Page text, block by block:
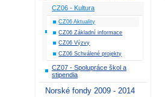
CZ06 - Kultura
CZ06 Aktuality
CZ06 Základní informace
CZ06 Výzvy
CZ06 Schválené projekty
CZ07 - Spolupráce škol a
stipendia
Norské fondy 2009 - 2014